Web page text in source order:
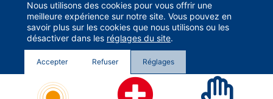
Groupe Vivalto Santé
Entre nous, la vie
Nous utilisons des cookies pour vous offrir une
meilleure expérience sur notre site. Vous pouvez en
savoir plus sur les cookies que nous utilisons ou les
désactiver dans les réglages du site.
Accepter Refuser Réglages